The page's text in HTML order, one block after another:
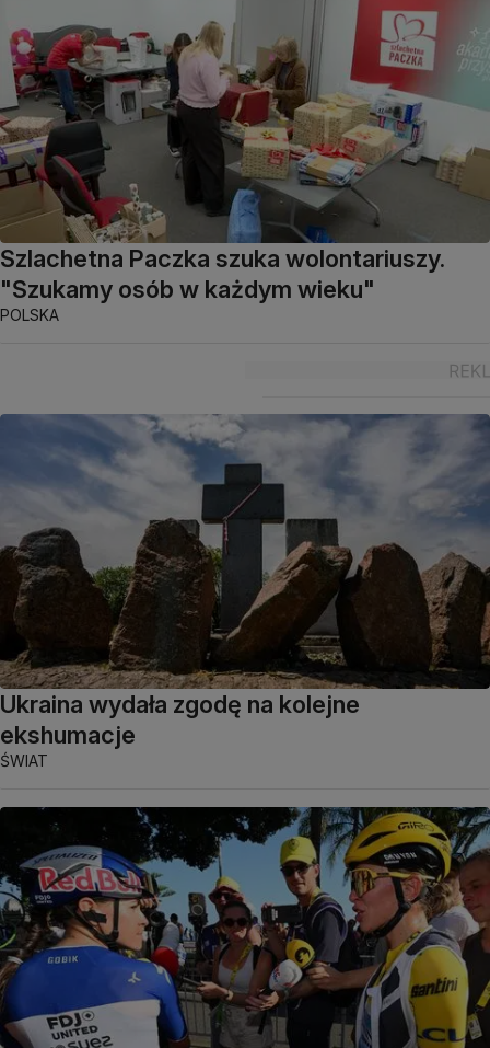
Szlachetna Paczka szuka wolontariuszy.
"Szukamy osób w każdym wieku"
POLSKA
Ukraina wydała zgodę na kolejne
ekshumacje
ŚWIAT